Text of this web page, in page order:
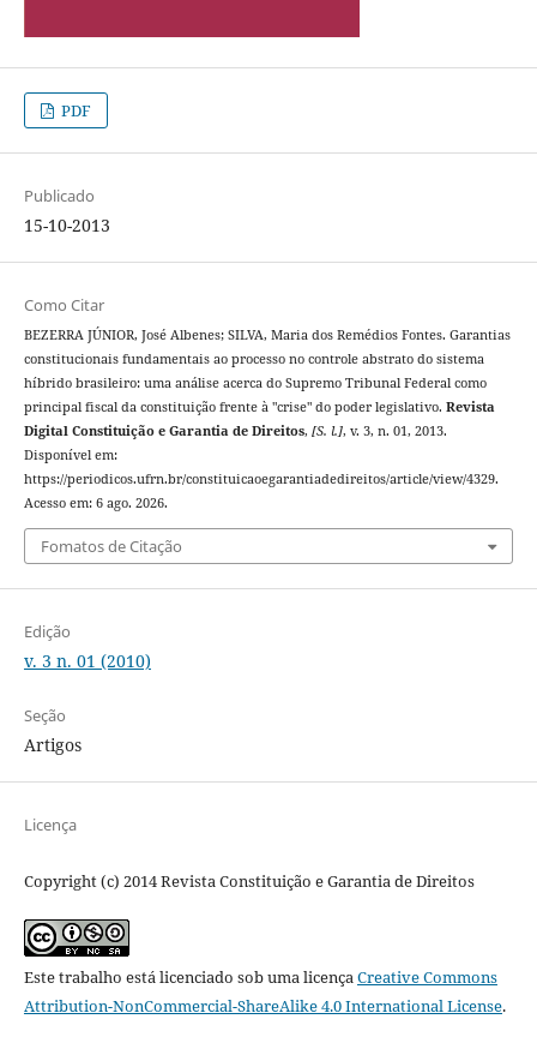
PDF
Publicado
15-10-2013
Como Citar
BEZERRA JÚNIOR, José Albenes; SILVA, Maria dos Remédios Fontes. Garantias
constitucionais fundamentais ao processo no controle abstrato do sistema
híbrido brasileiro: uma análise acerca do Supremo Tribunal Federal como
principal fiscal da constituição frente à "crise" do poder legislativo. Revista
Digital Constituição e Garantia de Direitos, [S. l.], v. 3, n. 01, 2013.
Disponível em:
https://periodicos.ufrn.br/constituicaoegarantiadedireitos/article/view/4329.
Acesso em: 6 ago. 2026.
Fomatos de Citação
Edição
v. 3 n. 01 (2010)
Seção
Artigos
Licença
Copyright (c) 2014 Revista Constituição e Garantia de Direitos
Este trabalho está licenciado sob uma licençaCreative Commons
Attribution-NonCommercial-ShareAlike 4.0 International License.